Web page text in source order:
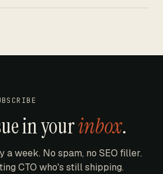
in yourinbox.
a week. No spam, no SEO filler.
CTO who's still shipping.